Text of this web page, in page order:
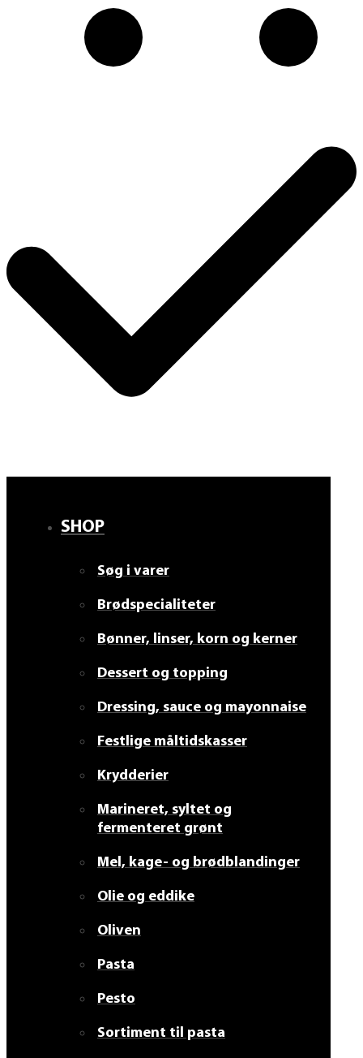
SHOP
Søg i varer
Brødspecialiteter
Bønner, linser, korn og kerner
Dessert og topping
Dressing, sauce og mayonnaise
Festlige måltidskasser
Krydderier
Marineret, syltet og
fermenteret grønt
Mel, kage- og brødblandinger
Olie og eddike
Oliven
Pasta
Pesto
Sortiment til pasta